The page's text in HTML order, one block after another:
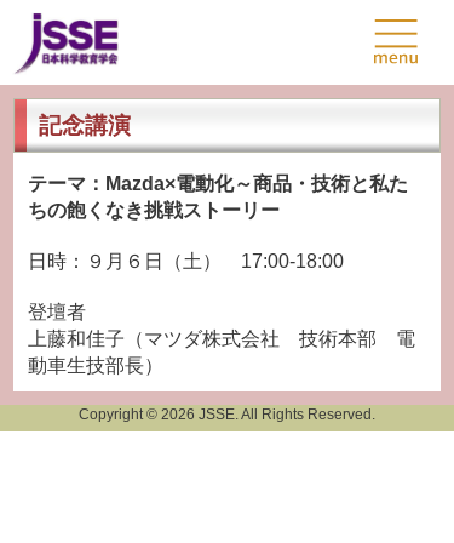
記念講演
テーマ：Mazda×電動化～商品・技術と私た
ちの飽くなき挑戦ストーリー
日時：９月６日（土） 17:00‐18:00
登壇者
上藤和佳子（マツダ株式会社 技術本部 電
動車生技部長）
Copyright © 2026 JSSE. All Rights Reserved.